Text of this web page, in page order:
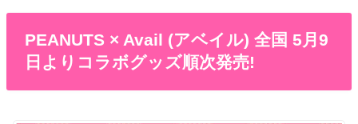
PEANUTS × Avail (アベイル) 全国 5月9
日よりコラボグッズ順次発売!